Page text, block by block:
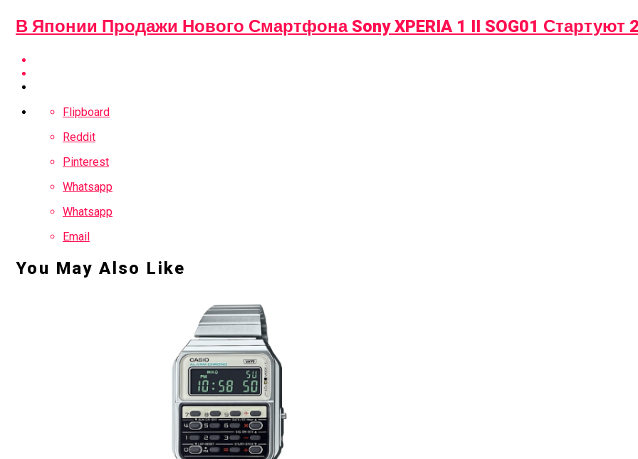
В Японии Продажи Нового Смартфона Sony XPERIA 1 II SOG01 Стартуют
Flipboard
Reddit
Pinterest
Whatsapp
Whatsapp
Email
You May Also Like